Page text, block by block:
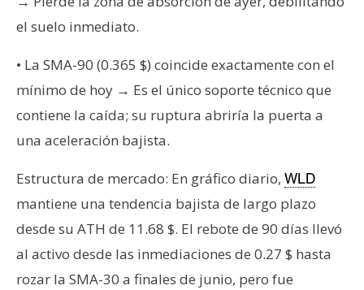
el suelo inmediato.
• La SMA-90 (0.365 $) coincide exactamente con el
mínimo de hoy → Es el único soporte técnico que
contiene la caída; su ruptura abriría la puerta a
una aceleración bajista.
Estructura de mercado: En gráfico diario, WLD
mantiene una tendencia bajista de largo plazo
desde su ATH de 11.68 $. El rebote de 90 días llevó
al activo desde las inmediaciones de 0.27 $ hasta
rozar la SMA-30 a finales de junio, pero fue